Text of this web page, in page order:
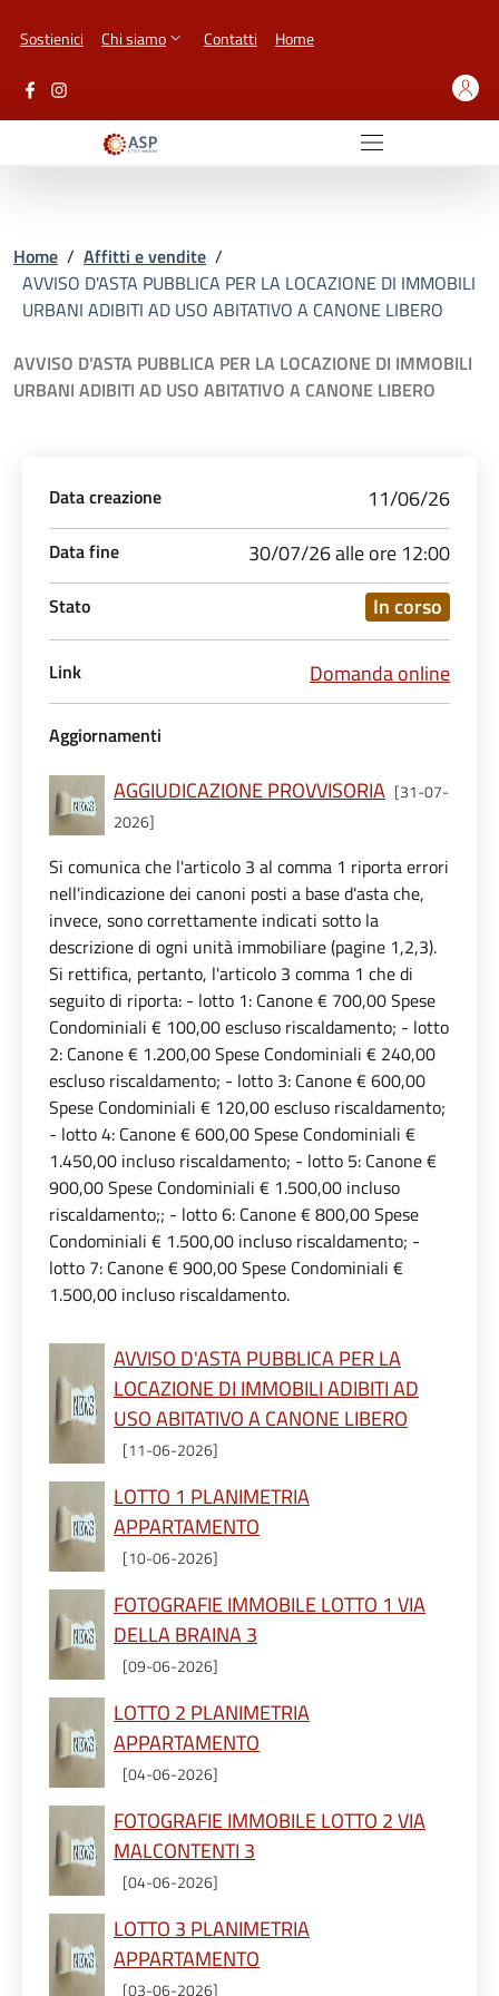
Sostienici Chi siamo Contatti Home
Home / Affitti e vendite /
AVVISO D'ASTA PUBBLICA PER LA LOCAZIONE DI IMMOBILI
URBANI ADIBITI AD USO ABITATIVO A CANONE LIBERO
AVVISO D'ASTA PUBBLICA PER LA LOCAZIONE DI IMMOBILI
URBANI ADIBITI AD USO ABITATIVO A CANONE LIBERO
Data creazione 11/06/26
Data fine 30/07/26 alle ore 12:00
Stato In corso
Link Domanda online
Aggiornamenti
AGGIUDICAZIONE PROVVISORIA [31-07-
2026]
Si comunica che l'articolo 3 al comma 1 riporta errori
nell'indicazione dei canoni posti a base d'asta che,
invece, sono correttamente indicati sotto la
descrizione di ogni unità immobiliare (pagine 1,2,3).
Si rettifica, pertanto, l'articolo 3 comma 1 che di
seguito di riporta: - lotto 1: Canone € 700,00 Spese
Condominiali € 100,00 escluso riscaldamento; - lotto
2: Canone € 1.200,00 Spese Condominiali € 240,00
escluso riscaldamento; - lotto 3: Canone € 600,00
Spese Condominiali € 120,00 escluso riscaldamento;
- lotto 4: Canone € 600,00 Spese Condominiali €
1.450,00 incluso riscaldamento; - lotto 5: Canone €
900,00 Spese Condominiali € 1.500,00 incluso
riscaldamento;; - lotto 6: Canone € 800,00 Spese
Condominiali € 1.500,00 incluso riscaldamento; -
lotto 7: Canone € 900,00 Spese Condominiali €
1.500,00 incluso riscaldamento.
AVVISO D'ASTA PUBBLICA PER LA
LOCAZIONE DI IMMOBILI ADIBITI AD
USO ABITATIVO A CANONE LIBERO
[11-06-2026]
LOTTO 1 PLANIMETRIA
APPARTAMENTO
[10-06-2026]
FOTOGRAFIE IMMOBILE LOTTO 1 VIA
DELLA BRAINA 3
[09-06-2026]
LOTTO 2 PLANIMETRIA
APPARTAMENTO
[04-06-2026]
FOTOGRAFIE IMMOBILE LOTTO 2 VIA
MALCONTENTI 3
[04-06-2026]
LOTTO 3 PLANIMETRIA
APPARTAMENTO
[03-06-2026]